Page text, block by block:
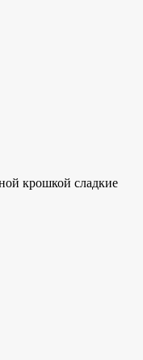
крошкой сладкие